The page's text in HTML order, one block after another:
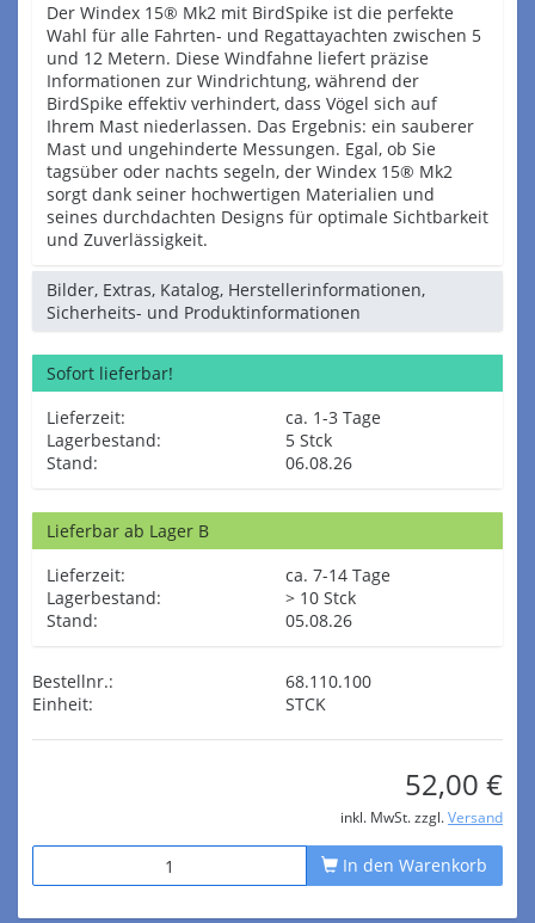
Der Windex 15® Mk2 mit BirdSpike ist die perfekte
Wahl für alle Fahrten- und Regattayachten zwischen 5
und 12 Metern. Diese Windfahne liefert präzise
Informationen zur Windrichtung, während der
BirdSpike effektiv verhindert, dass Vögel sich auf
Ihrem Mast niederlassen. Das Ergebnis: ein sauberer
Mast und ungehinderte Messungen. Egal, ob Sie
tagsüber oder nachts segeln, der Windex 15® Mk2
sorgt dank seiner hochwertigen Materialien und
seines durchdachten Designs für optimale Sichtbarkeit
und Zuverlässigkeit.
Bilder, Extras, Katalog, Herstellerinformationen,
Sicherheits- und Produktinformationen
Sofort lieferbar!
Lieferzeit:
ca. 1-3 Tage
Lagerbestand:
5 Stck
Stand:
06.08.26
Lieferbar ab Lager B
Lieferzeit:
ca. 7-14 Tage
Lagerbestand:
> 10 Stck
Stand:
05.08.26
Bestellnr.:
68.110.100
Einheit:
STCK
52,00 €
inkl. MwSt. zzgl. Versand
In den Warenkorb